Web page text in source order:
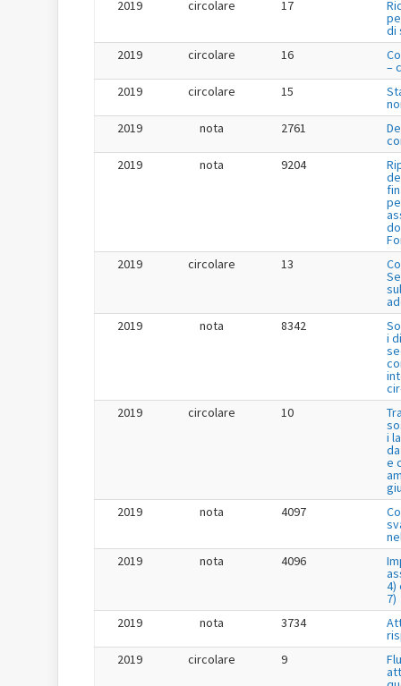
2019
circolare 17
di
2019
circolare 16
–
2019
circolare 15
2019
nota 2761
2019
nota 9204
2019
circolare 13
2019
nota 8342
i
2019
circolare 10
i
e
2019
nota 4097
2019
nota 4096
4)
7)
2019
nota 3734
2019
circolare 9